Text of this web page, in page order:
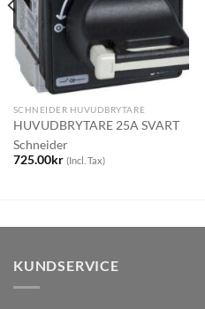
SCHNEIDER HUVUDBRYTARE
HUVUDBRYTARE 25A SVART
Schneider
725.00kr (Incl. Tax)
KUNDSERVICE